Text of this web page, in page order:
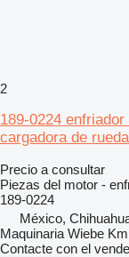
2
189-0224
cargadora de
Precio a consultar
Piezas del motor -
189-0224
México,
Maquinaria Wiebe
Contacte con el